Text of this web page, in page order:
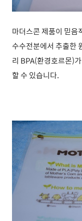
마더스콘 제품이 믿음
수수전분에서 추출한
리 BPA(환경호르몬)
할 수 있습니다.